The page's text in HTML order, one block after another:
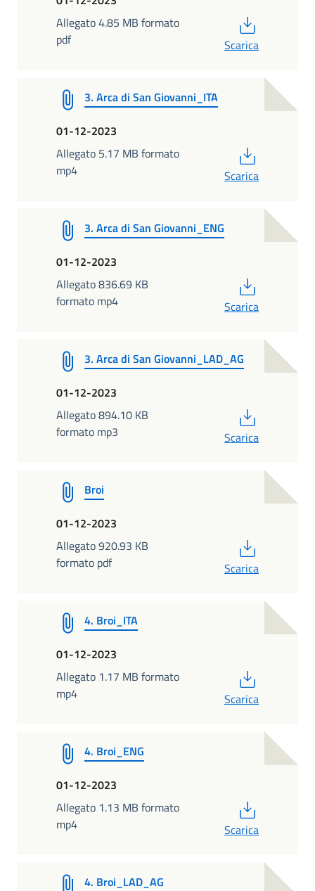
Allegato 4.85 MB formato
pdf
Scarica
3. Arca di San Giovanni_ITA
01-12-2023
Allegato 5.17 MB formato
mp4
Scarica
3. Arca di San Giovanni_ENG
01-12-2023
Allegato 836.69 KB
formato mp4
Scarica
3. Arca di San Giovanni_LAD_AG
01-12-2023
Allegato 894.10 KB
formato mp3
Scarica
Broi
01-12-2023
Allegato 920.93 KB
formato pdf
Scarica
4. Broi_ITA
01-12-2023
Allegato 1.17 MB formato
mp4
Scarica
4. Broi_ENG
01-12-2023
Allegato 1.13 MB formato
mp4
Scarica
4. Broi_LAD_AG